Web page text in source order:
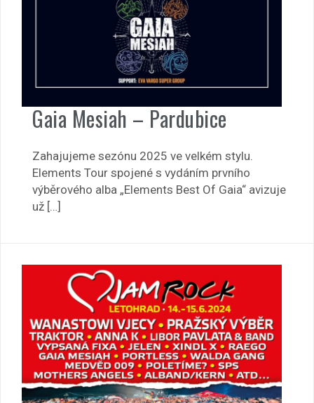
Gaia Mesiah – Pardubice
Zahajujeme sezónu 2025 ve velkém stylu.
Elements Tour spojené s vydáním prvního
výběrového alba „Elements Best Of Gaia“ avizuje
už […]